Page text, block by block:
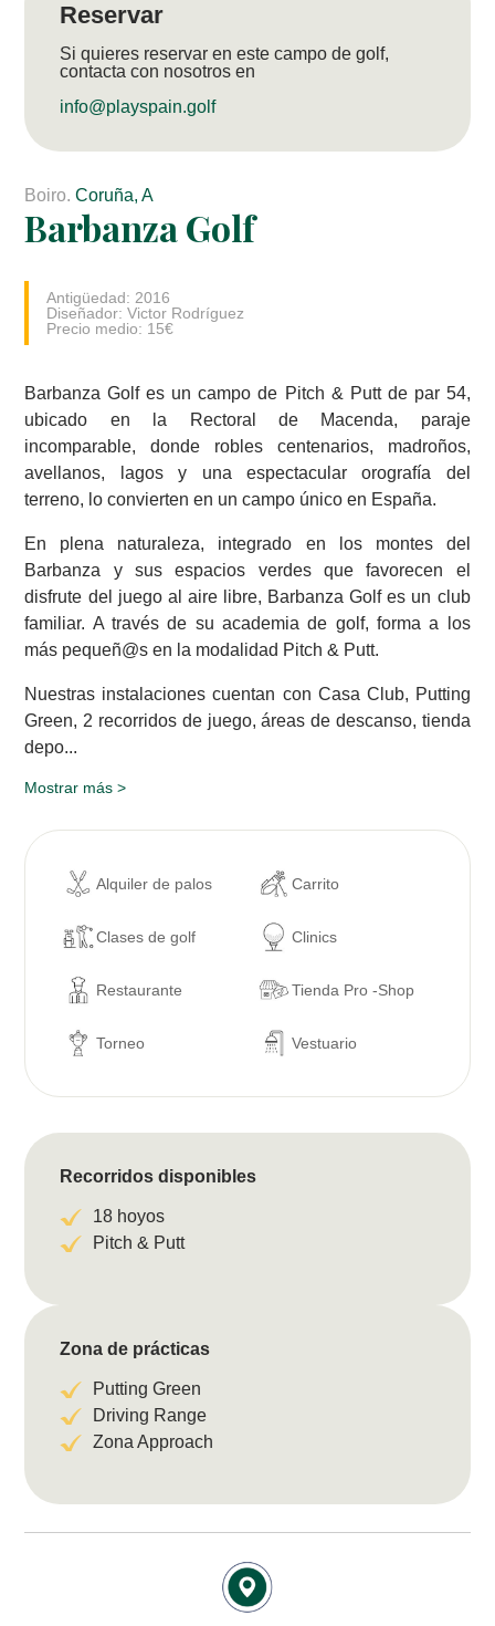
Boiro.Coruña, A
Barbanza Golf
Antigüedad: 2016
Diseñador: Victor Rodríguez
Precio medio: 15€
Barbanza Golf es un campo de Pitch & Putt de par 54,
ubicado en la Rectoral de Macenda, paraje
incomparable, donde robles centenarios, madroños,
avellanos, lagos y una espectacular orografía del
terreno, lo convierten en un campo único en España.
En plena naturaleza, integrado en los montes del
Barbanza y sus espacios verdes que favorecen el
disfrute del juego al aire libre, Barbanza Golf es un club
familiar. A través de su academia de golf, forma a los
más pequeñ@s en la modalidad Pitch & Putt.
Nuestras instalaciones cuentan con Casa Club, Putting
Green, 2 recorridos de juego, áreas de descanso, tienda
depo...
Mostrar más >
Alquiler de palos Carrito
Clases de golf Clinics
Restaurante Tienda Pro -Shop
Torneo Vestuario
Recorridos disponibles
18 hoyos
Pitch & Putt
Zona de prácticas
Putting Green
Driving Range
Zona Approach
Reservar
Si quieres reservar en este campo de golf,
contacta con nosotros en
info@playspain.golf